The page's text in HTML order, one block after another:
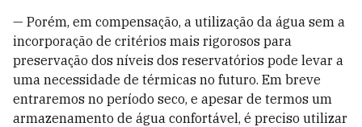
— Porém, em compensação, a utilização da água sem a
incorporação de critérios mais rigorosos para
preservação dos níveis dos reservatórios pode levar a
uma necessidade de térmicas no futuro. Em breve
entraremos no período seco, e apesar de termos um
armazenamento de água confortável, é preciso utilizar